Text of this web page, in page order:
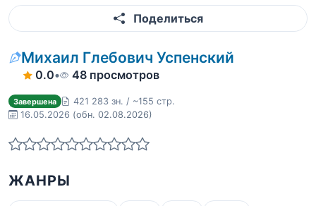
Поделиться
Михаил Глебович Успенский
0.0• 48 просмотров
Завершена
421 283 зн. / ~155 стр.
16.05.2026 (обн. 02.08.2026)
ЖАНРЫ